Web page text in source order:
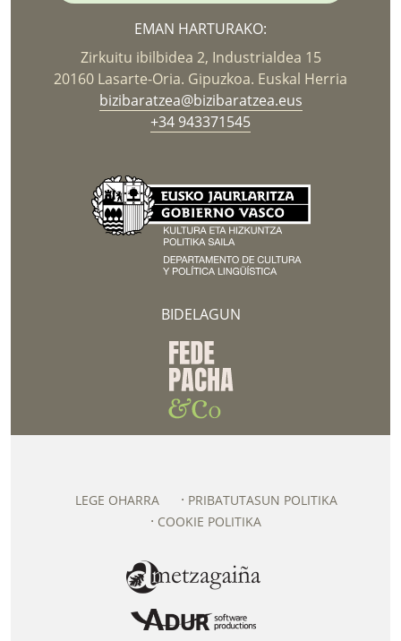
EMAN HARTURAKO:
Zirkuitu ibilbidea 2, Industrialdea 15
20160 Lasarte-Oria. Gipuzkoa. Euskal Herria
bizibaratzea@bizibaratzea.eus
+34 943371545
BIDELAGUN
LEGE OHARRA
PRIBATUTASUN POLITIKA
COOKIE POLITIKA